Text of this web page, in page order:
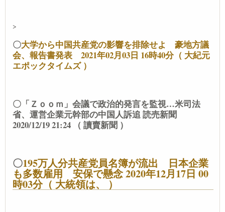
>
〇大学から中国共産党の影響を排除せよ 豪地方議
会、報告書発表 2021年02月03日 16時40分（ 大紀元
エポックタイムズ ）
〇「Ｚｏｏｍ」会議で政治的発言を監視…米司法
省、運営企業元幹部の中国人訴追 読売新聞
2020/12/19 21:24 （ 讀賣新聞 ）
〇195万人分共産党員名簿が流出 日本企業
も多数雇用 安保で懸念 2020年12月17日 00
時03分（ 大統領は、 ）